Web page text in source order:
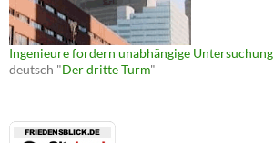
Ingenieure fordern unabhängige Untersuchung
deutsch "Der dritte Turm"